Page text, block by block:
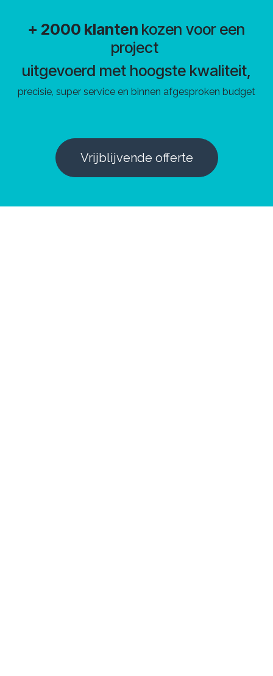
+ 2000 klanten kozen voor een
project
uitgevoerd met hoogste kwaliteit,
precisie, super service en binnen afgesproken budget
Vrijblijvende offerte